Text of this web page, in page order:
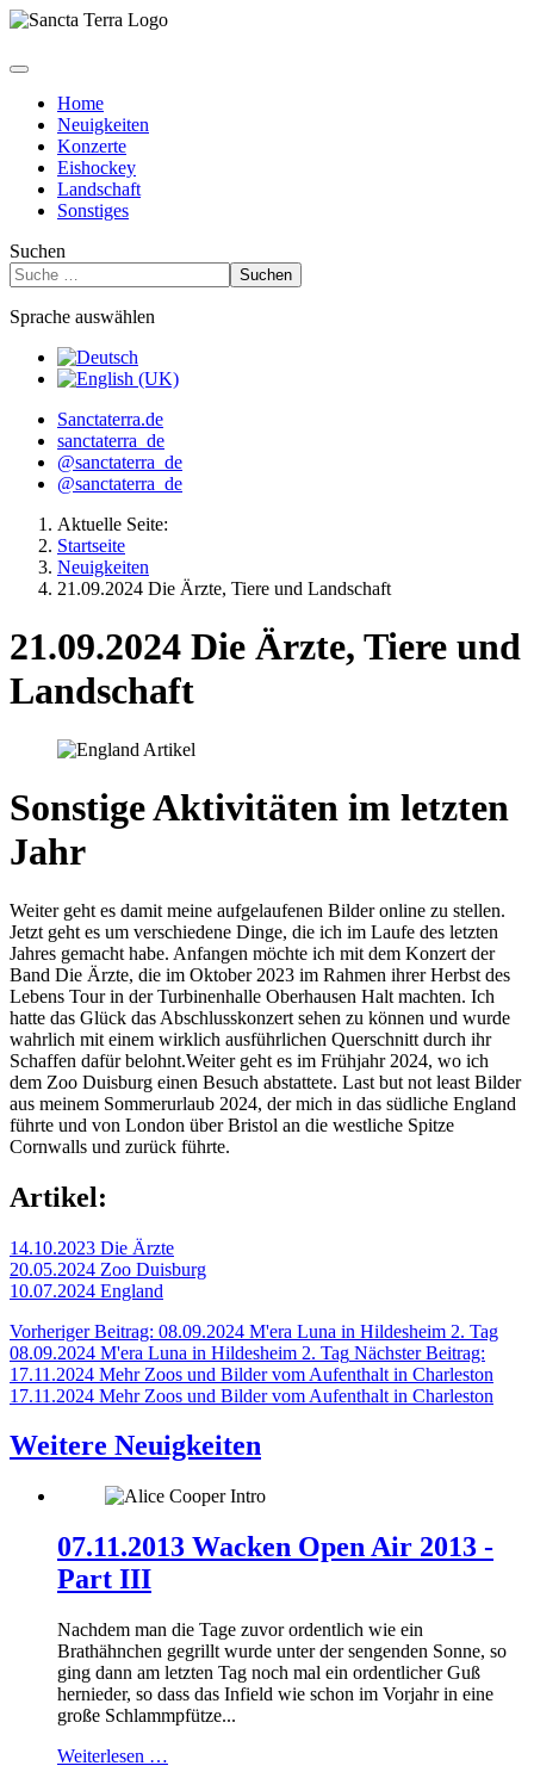
Home
Neuigkeiten
Konzerte
Eishockey
Landschaft
Sonstiges
Suchen
Suchen
Sprache auswählen
Sanctaterra.de
sanctaterra_de
@sanctaterra_de
@sanctaterra_de
Aktuelle Seite:
Startseite
Neuigkeiten
21.09.2024 Die Ärzte, Tiere und Landschaft
21.09.2024 Die Ärzte, Tiere und
Landschaft
Sonstige Aktivitäten im letzten
Jahr
Weiter geht es damit meine aufgelaufenen Bilder online zu stellen.
Jetzt geht es um verschiedene Dinge, die ich im Laufe des letzten
Jahres gemacht habe. Anfangen möchte ich mit dem Konzert der
Band Die Ärzte, die im Oktober 2023 im Rahmen ihrer Herbst des
Lebens Tour in der Turbinenhalle Oberhausen Halt machten. Ich
hatte das Glück das Abschlusskonzert sehen zu können und wurde
wahrlich mit einem wirklich ausführlichen Querschnitt durch ihr
Schaffen dafür belohnt.Weiter geht es im Frühjahr 2024, wo ich
dem Zoo Duisburg einen Besuch abstattete. Last but not least Bilder
aus meinem Sommerurlaub 2024, der mich in das südliche England
führte und von London über Bristol an die westliche Spitze
Cornwalls und zurück führte.
Artikel:
14.10.2023 Die Ärzte
20.05.2024 Zoo Duisburg
10.07.2024 England
Vorheriger Beitrag: 08.09.2024 M'era Luna in Hildesheim 2. Tag
08.09.2024 M'era Luna in Hildesheim 2. Tag Nächster Beitrag:
17.11.2024 Mehr Zoos und Bilder vom Aufenthalt in Charleston
17.11.2024 Mehr Zoos und Bilder vom Aufenthalt in Charleston
Weitere Neuigkeiten
07.11.2013 Wacken Open Air 2013 -
Part III
Nachdem man die Tage zuvor ordentlich wie ein
Brathähnchen gegrillt wurde unter der sengenden Sonne, so
ging dann am letzten Tag noch mal ein ordentlicher Guß
hernieder, so dass das Infield wie schon im Vorjahr in eine
große Schlammpfütze...
Weiterlesen …